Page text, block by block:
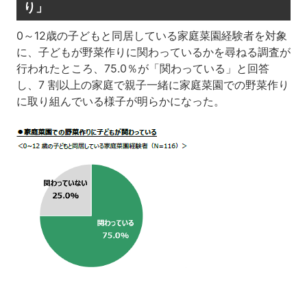
り」
0～12歳の子どもと同居している家庭菜園経験者を対象
に、子どもが野菜作りに関わっているかを尋ねる調査が
行われたところ、75.0％が「関わっている」と回答
し、7 割以上の家庭で親子一緒に家庭菜園での野菜作り
に取り組んでいる様子が明らかになった。